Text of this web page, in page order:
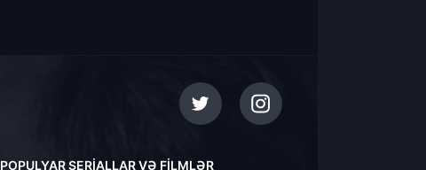
POPULYAR SERIALLAR VƏ FILMLƏR